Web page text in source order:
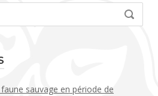
SEARCH
sauvage en période de